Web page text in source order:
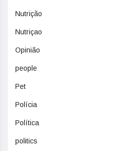
Nutrição
Nutriçao
Opinião
people
Pet
Polícia
Política
politics